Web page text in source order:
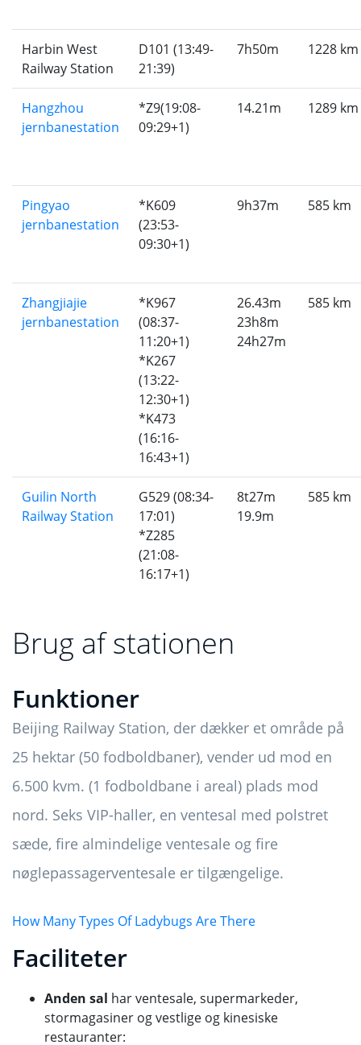
Harbin West
Railway Station
D101 (13:49-
21:39)
7h50m 1228 km
Hangzhou
jernbanestation
*Z9(19:08-
09:29+1)
14.21m 1289 km
Pingyao
jernbanestation
*K609
(23:53-
09:30+1)
9h37m 585 km
Zhangjiajie
jernbanestation
*K967
(08:37-
11:20+1)
*K267
(13:22-
12:30+1)
*K473
(16:16-
16:43+1)
26.43m
23h8m
24h27m
585 km
Guilin North
Railway Station
G529 (08:34-
17:01)
*Z285
(21:08-
16:17+1)
8t27m
19.9m
585 km
Brug af stationen
Funktioner
Beijing Railway Station, der dækker et område på
25 hektar (50 fodboldbaner), vender ud mod en
6.500 kvm. (1 fodboldbane i areal) plads mod
nord. Seks VIP-haller, en ventesal med polstret
sæde, fire almindelige ventesale og fire
nøglepassagerventesale er tilgængelige.
How Many Types Of Ladybugs Are There
Faciliteter
Anden sal har ventesale, supermarkeder,
stormagasiner og vestlige og kinesiske
restauranter: